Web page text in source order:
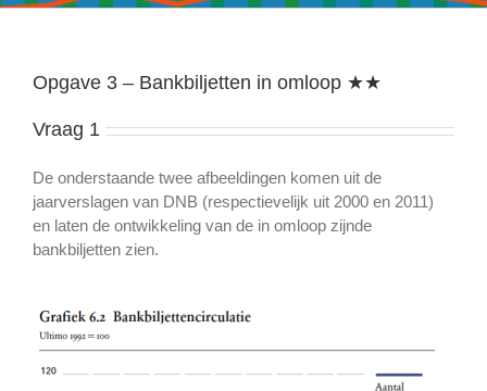
Opgave 3 – Bankbiljetten in omloop ★★
Vraag 1
De onderstaande twee afbeeldingen komen uit de
jaarverslagen van DNB (respectievelijk uit 2000 en 2011)
en laten de ontwikkeling van de in omloop zijnde
bankbiljetten zien.